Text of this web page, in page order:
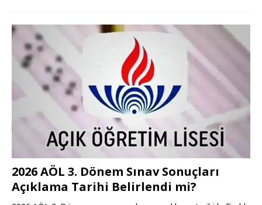
2026 AÖL 3. Dönem Sınav Sonuçları
Açıklama Tarihi Belirlendi mi?